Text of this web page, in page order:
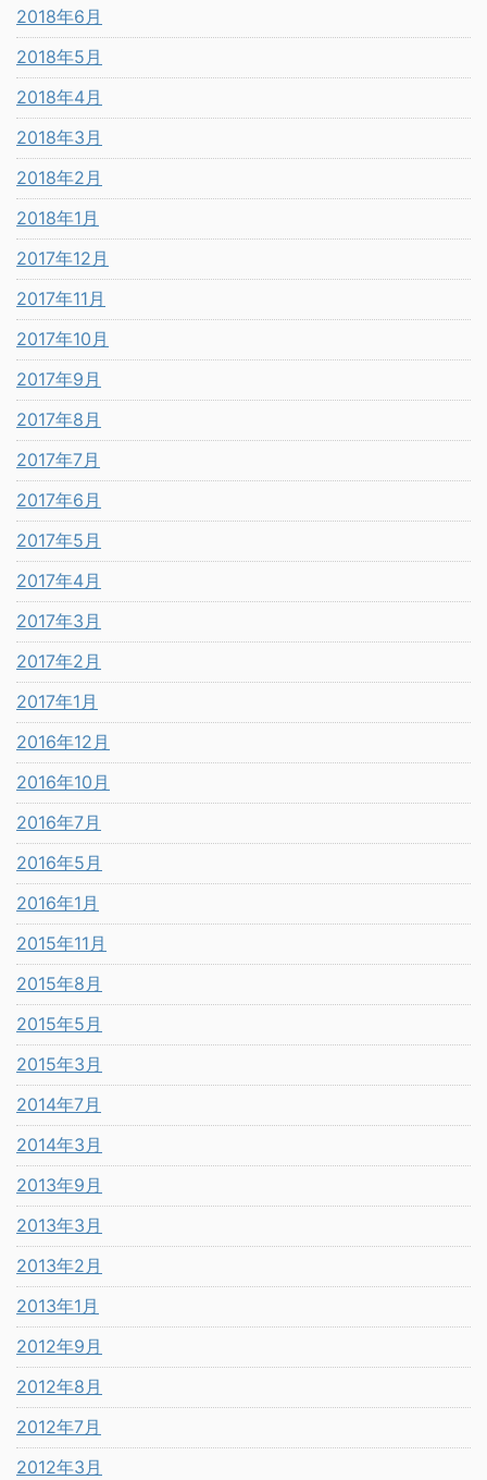
2018年6月
2018年5月
2018年4月
2018年3月
2018年2月
2018年1月
2017年12月
2017年11月
2017年10月
2017年9月
2017年8月
2017年7月
2017年6月
2017年5月
2017年4月
2017年3月
2017年2月
2017年1月
2016年12月
2016年10月
2016年7月
2016年5月
2016年1月
2015年11月
2015年8月
2015年5月
2015年3月
2014年7月
2014年3月
2013年9月
2013年3月
2013年2月
2013年1月
2012年9月
2012年8月
2012年7月
2012年3月